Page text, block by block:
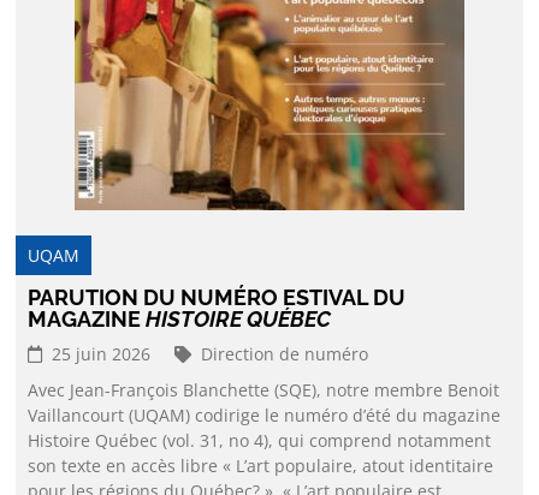
UQAM
PARUTION DU NUMÉRO ESTIVAL DU
MAGAZINEHISTOIRE QUÉBEC
25 juin 2026
Direction de numéro
Avec Jean-François Blanchette (SQE), notre membre Benoit
Vaillancourt (UQAM) codirige le numéro d’été du magazine
Histoire Québec (vol. 31, no 4), qui comprend notamment
son texte en accès libre « L’art populaire, atout identitaire